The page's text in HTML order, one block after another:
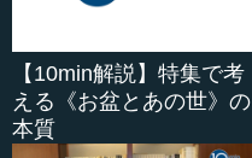
【10min解説】特集で考
える《お盆とあの世》の
本質